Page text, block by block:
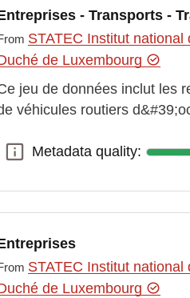
- Transports -
STATEC Institut
de Luxembourg
jeu de données inclut les
véhicules routiers
Metadata quality:
Metadata quality:
STATEC Institut
de Luxembourg